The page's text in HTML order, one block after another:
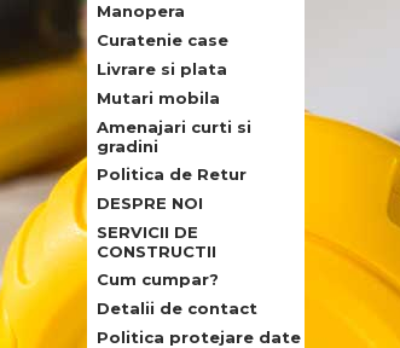
Manopera
Curatenie case
Livrare si plata
Mutari mobila
Amenajari curti si
gradini
Politica de Retur
DESPRE NOI
SERVICII DE
CONSTRUCTII
Cum cumpar?
Detalii de contact
Politica protejare date